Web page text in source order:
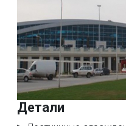
Детали